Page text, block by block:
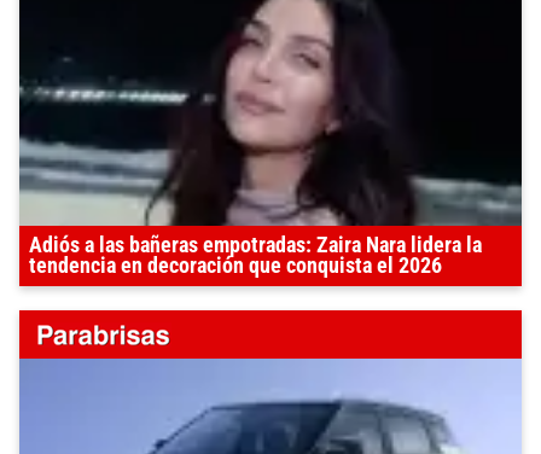
Adiós a las bañeras empotradas: Zaira Nara lidera la
tendencia en decoración que conquista el 2026